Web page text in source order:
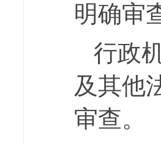
明确审
行政
及其他
审查。